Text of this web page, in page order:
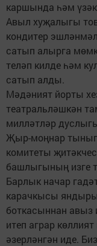
каршында һәм
Авыл хуҗалыгы
кондитер
сатып алырга
теләп килде һәм
сатып алды.
Мәдәният йорты
театральләшкән
милләтләр
Җыр-моңнар
комитеты
башлыгының изге
Барлык начар
карачкысы
боткасыннан авыз
итеп аграр
әзерләнгән иде.